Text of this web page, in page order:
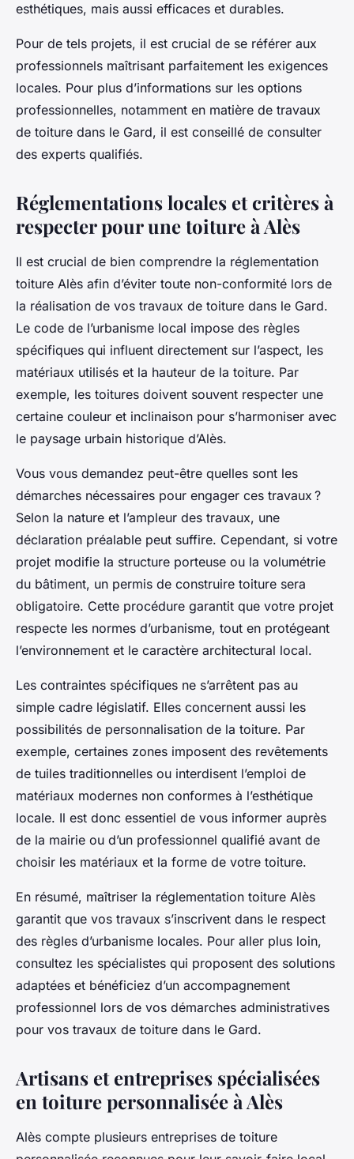
esthétiques, mais aussi efficaces et durables.
Pour de tels projets, il est crucial de se référer aux
professionnels maîtrisant parfaitement les exigences
locales. Pour plus d’informations sur les options
professionnelles, notamment en matière de travaux
de toiture dans le Gard, il est conseillé de consulter
des experts qualifiés.
Réglementations locales et critères à
respecter pour une toiture à Alès
Il est crucial de bien comprendre la réglementation
toiture Alès afin d’éviter toute non-conformité lors de
la réalisation de vos travaux de toiture dans le Gard.
Le code de l’urbanisme local impose des règles
spécifiques qui influent directement sur l’aspect, les
matériaux utilisés et la hauteur de la toiture. Par
exemple, les toitures doivent souvent respecter une
certaine couleur et inclinaison pour s’harmoniser avec
le paysage urbain historique d’Alès.
Vous vous demandez peut-être quelles sont les
démarches nécessaires pour engager ces travaux ?
Selon la nature et l’ampleur des travaux, une
déclaration préalable peut suffire. Cependant, si votre
projet modifie la structure porteuse ou la volumétrie
du bâtiment, un permis de construire toiture sera
obligatoire. Cette procédure garantit que votre projet
respecte les normes d’urbanisme, tout en protégeant
l’environnement et le caractère architectural local.
Les contraintes spécifiques ne s’arrêtent pas au
simple cadre législatif. Elles concernent aussi les
possibilités de personnalisation de la toiture. Par
exemple, certaines zones imposent des revêtements
de tuiles traditionnelles ou interdisent l’emploi de
matériaux modernes non conformes à l’esthétique
locale. Il est donc essentiel de vous informer auprès
de la mairie ou d’un professionnel qualifié avant de
choisir les matériaux et la forme de votre toiture.
En résumé, maîtriser la réglementation toiture Alès
garantit que vos travaux s’inscrivent dans le respect
des règles d’urbanisme locales. Pour aller plus loin,
consultez les spécialistes qui proposent des solutions
adaptées et bénéficiez d’un accompagnement
professionnel lors de vos démarches administratives
pour vos travaux de toiture dans le Gard.
Artisans et entreprises spécialisées
en toiture personnalisée à Alès
Alès compte plusieurs entreprises de toiture